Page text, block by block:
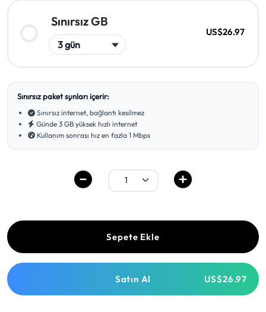
Sınırsız GB
US$26.97
Sınırsız paket şunları içerir:
Sınırsız internet, bağlantı kesilmez
Günde 3 GB yüksek hızlı internet
Kullanım sonrası hız en fazla 1 Mbps
Sepete Ekle
Satın Al US$26.97